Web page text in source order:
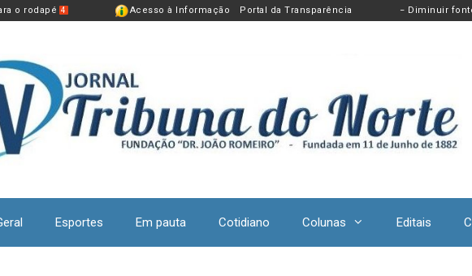
o rodapé 4 Acesso à Informação Portal da Transparência − Diminuir
Esportes Em pauta Cotidiano Colunas Editais